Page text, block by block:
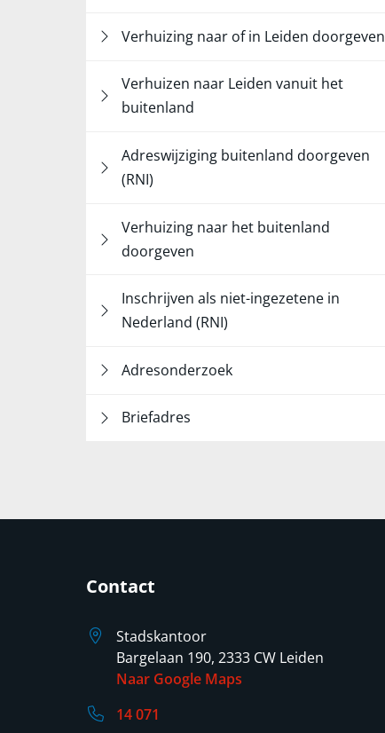
Verhuizing naar of in Leiden doorgeven
Verhuizen naar Leiden vanuit het
buitenland
Adreswijziging buitenland doorgeven
(RNI)
Verhuizing naar het buitenland
doorgeven
Inschrijven als niet-ingezetene in
Nederland (RNI)
Adresonderzoek
Briefadres
Contact
Stadskantoor
Bargelaan 190, 2333 CW Leiden
Naar Google Maps
14 071